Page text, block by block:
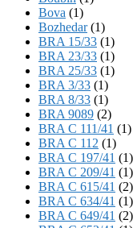
Bova (1)
Bozhedar(1)
BRA 15/33 (1)
BRA 23/33 (1)
BRA 25/33 (1)
BRA 3/33 (1)
BRA 8/33 (1)
BRA 9089 (2)
BRA C 111/41 (1)
BRA C 112 (1)
BRA C 197/41 (1)
BRA C 209/41 (1)
BRA C 615/41 (2)
BRA C 634/41 (1)
BRA C 649/41 (2)